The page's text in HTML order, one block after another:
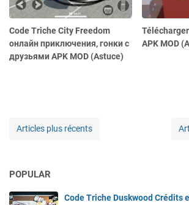
Code Triche City Freedom
онлайн приключения, гонки с
друзьями APK MOD (Astuce)
APK MOD
Articles plus récents
POPULAR
Code Triche Duskwood Crédits